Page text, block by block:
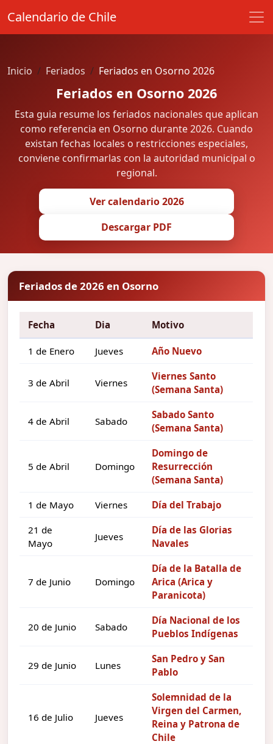
Calendario de Chile
Inicio Feriados Feriados en Osorno 2026
Feriados en Osorno 2026
Esta guia resume los feriados nacionales que aplican
como referencia en Osorno durante 2026. Cuando
existan fechas locales o restricciones especiales,
conviene confirmarlas con la autoridad municipal o
regional.
Ver calendario 2026
Descargar PDF
Feriados de 2026 en Osorno
Fecha Dia Motivo
1 de Enero Jueves Año Nuevo
3 de Abril Viernes
Viernes Santo
(Semana Santa)
4 de Abril Sabado
Sabado Santo
(Semana Santa)
5 de Abril Domingo
Domingo de
Resurrección
(Semana Santa)
1 de Mayo Viernes Día del Trabajo
21 de
Mayo
Jueves
Día de las Glorias
Navales
7 de Junio Domingo
Día de la Batalla de
Arica (Arica y
Paranicota)
20 de Junio Sabado
Día Nacional de los
Pueblos Indígenas
29 de Junio Lunes
San Pedro y San
Pablo
16 de Julio Jueves
Solemnidad de la
Virgen del Carmen,
Reina y Patrona de
Chile